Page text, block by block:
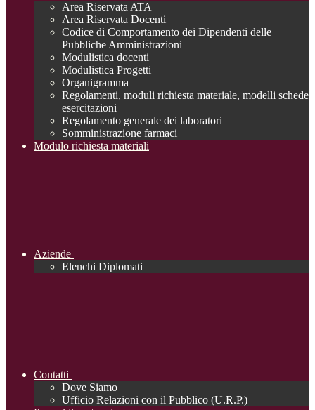
Area Riservata ATA
Area Riservata Docenti
Codice di Comportamento dei Dipendenti delle
Pubbliche Amministrazioni
Modulistica docenti
Modulistica Progetti
Organigramma
Regolamenti, moduli richiesta materiale, modelli schede
esercitazioni
Regolamento generale dei laboratori
Somministrazione farmaci
Modulo richiesta materiali
Aziende
Elenchi Diplomati
Contatti
Dove Siamo
Ufficio Relazioni con il Pubblico (U.R.P.)